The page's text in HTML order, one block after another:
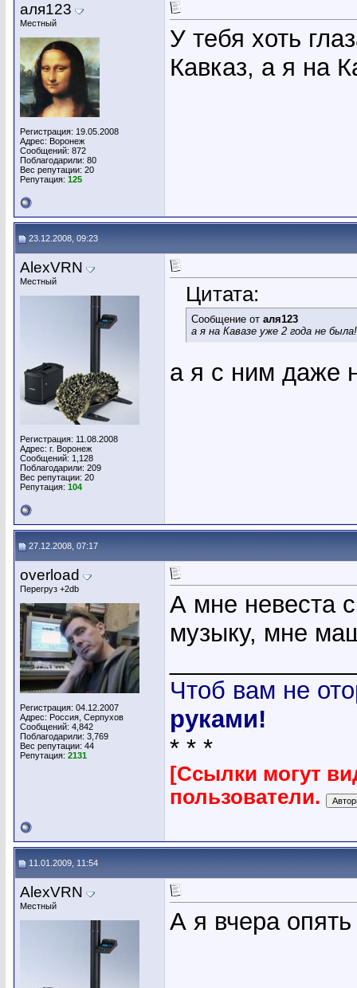
аля123
Местный
Регистрация: 19.05.2008
Адрес: Воронеж
Сообщений: 872
Поблагодарили: 80
Вес репутации: 20
Репутация: 125
У тебя хоть
Кавказ, а я на
23.12.2008, 09:23
AlexVRN
Местный
Регистрация: 11.08.2008
Адрес: г. Воронеж
Сообщений: 1,128
Поблагодарили: 209
Вес репутации: 20
Репутация: 104
Цитата:
Сообщение от аля123
а я на Кавазе уже 2 года не была!
а я с ним даже
27.12.2008, 07:17
overload
Перегруз +2db
Регистрация: 04.12.2007
Адрес: Россия, Серпухов
Сообщений: 4,842
Поблагодарили: 3,769
Вес репутации: 44
Репутация: 2131
А мне невеста
музыку, мне
Чтоб вам не
руками!
* * *
[Ссылки могут
пользователи.
11.01.2009, 11:54
AlexVRN
Местный
А я вчера